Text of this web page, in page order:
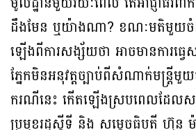
ដឹងមែន ឬយ៉ាងណា? ខណៈមតិមួយចំ
ឡើងពីការសង្ស័យថា អាចមានការធ្វ
ភ្នែកមិនអនុវត្តច្បាប់ពីសំណាក់មន្ត្រីមួ
ករណីនេះ កើតឡើងស្របពេលដែល
ប្រមុខរដ្ឋស្តីទី និង សម្តេចធិបតី ហ៊ុន